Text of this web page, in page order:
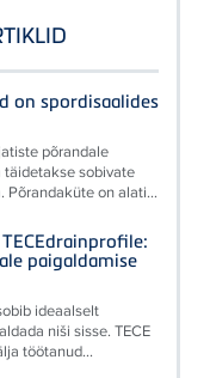
on spordisaalides
põrandale
sobivate
Põrandaküte on alati...
paigaldamise
ideaalselt
niši sisse. TECE
töötanud...